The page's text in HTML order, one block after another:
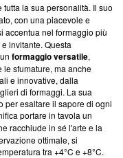
tutta la sua personalità. Il suo
con una piacevole e
accentua nel formaggio più
invitante. Questa
formaggio versatile,
sfumature, ma anche
e innovative, dalla
di formaggi. La sua
per esaltare il sapore di ogni
portare in tavola un
racchiude in sé l'arte e la
ottimale, si
tra +4°C e +8°C.